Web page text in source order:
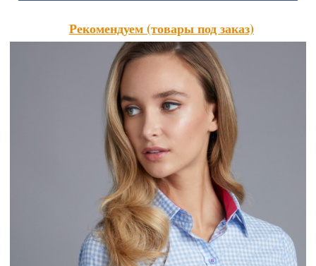
Рекомендуем (товары под заказ)